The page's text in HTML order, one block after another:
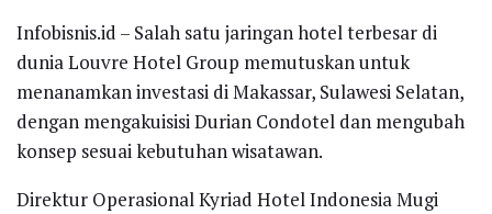
Infobisnis.id – Salah satu jaringan hotel terbesar di
dunia Louvre Hotel Group memutuskan untuk
menanamkan investasi di Makassar, Sulawesi Selatan,
dengan mengakuisisi Durian Condotel dan mengubah
konsep sesuai kebutuhan wisatawan.
Direktur Operasional Kyriad Hotel Indonesia Mugi